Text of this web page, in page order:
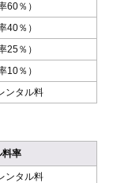
60％）
40％）
25％）
10％）
ンタル料
料率
ンタル料